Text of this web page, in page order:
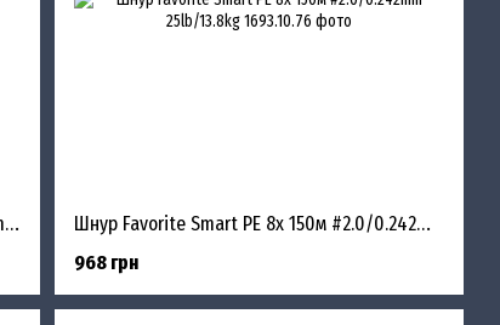
Шнур Favorite Smart PE 8x 150м #1.5/0.202mm 17lb/11.4kg
Шнур Favorite Smart PE 8x 150м #2.0/0.242mm 25lb/13.8kg
968 грн